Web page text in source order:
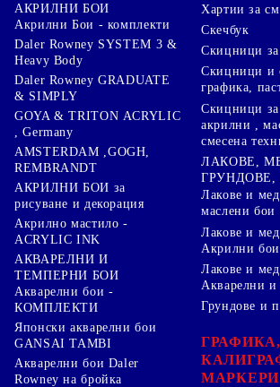
АКРИЛНИ БОИ
Акрилни Бои - комплекти
Daler Rowney SYSTEM 3 &
Heavy Body
Daler Rowney GRADUATE
& SIMPLY
GOYA & TRITON АCRYLIC
, Germany
AMSTERDAM ,GOGH,
REMBRANDT
АКРИЛНИ БОИ за
рисуване и декорация
Акрилно мастило -
ACRYLIC INK
АКВАРЕЛНИ И
ТЕМПЕРНИ БОИ
Акварелни бои -
КОМПЛЕКТИ
Японски акварелни бои
GANSAI TAMBI
Акварелни бои Daler
Rowney на бройка
Хартии за
Скечбук
Скицници за
Скицници и
графика,
Скицници за
акрилни ,
смесена
ЛАКОВЕ,
ГРУНДОВЕ,
Лакове и
маслени бои
Лакове и
Акрилни бои
Лакове и
Акварелни
Грундове и
ГРАФИКА,
МАРКЕРИ